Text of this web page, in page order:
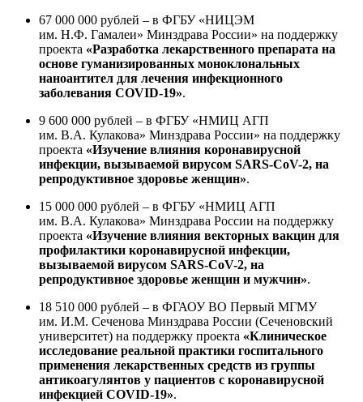
67 000 000 рублей – в ФГБУ «НИЦЭМ
им. Н.Ф. Гамалеи» Минздрава России» на поддержку
проекта «Разработка лекарственного препарата на
основе гуманизированных моноклональных
наноантител для лечения инфекционного
заболевания COVID-19».
9 600 000 рублей – в ФГБУ «НМИЦ АГП
им. В.А. Кулакова» Минздрава России» на поддержку
проекта «Изучение влияния коронавирусной
инфекции, вызываемой вирусом SARS-CoV-2, на
репродуктивное здоровье женщин».
15 000 000 рублей – в ФГБУ «НМИЦ АГП
им. В.А. Кулакова» Минздрава России на поддержку
проекта «Изучение влияния векторных вакцин для
профилактики коронавирусной инфекции,
вызываемой вирусом SARS-CoV-2, на
репродуктивное здоровье женщин и мужчин».
18 510 000 рублей – в ФГАОУ ВО Первый МГМУ
им. И.М. Сеченова Минздрава России (Сеченовский
университет) на поддержку проекта «Клиническое
исследование реальной практики госпитального
применения лекарственных средств из группы
антикоагулянтов у пациентов с коронавирусной
инфекцией COVID-19».